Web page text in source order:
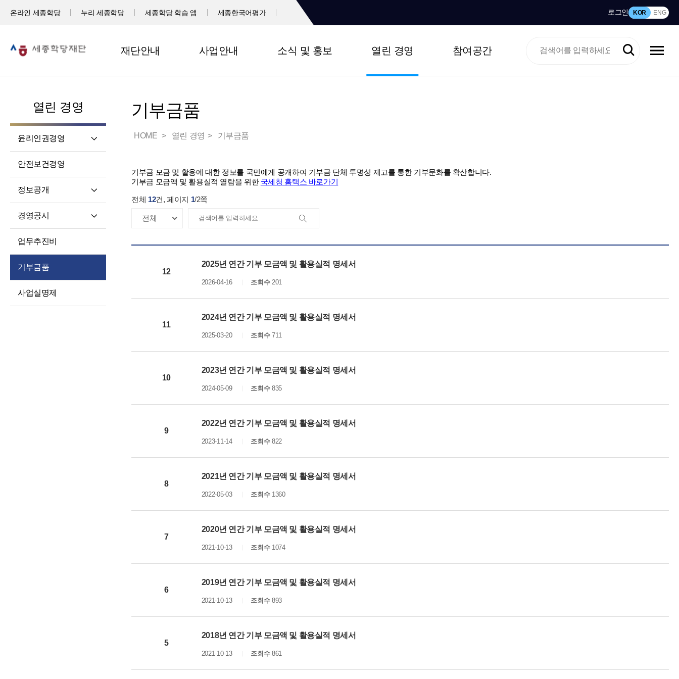
온라인 세종학당 누리 세종학당 세종학당 학습 앱 세종한국어평가 로그인 KOR ENG
재단안내 사업안내 소식 및 홍보 열린 경영 참여공간
열린 경영
윤리인권경영
고객서비스 헌장
윤리 자가 진단
재단 청렴 실천 결의문
인권경영
윤리인권경영 활동
청렴포털부패신고
(레드휘슬)
안전보건경영
정보공개
처리절차
정보공개방법
불복구제절차
경영공시
징계처분 결과
소송 및 소송대리인
현황
업무추진비
기부금품
사업실명제
기부금품
HOME 열린 경영 기부금품
기부금 모금 및 활용에 대한 정보를 국민에게 공개하여 기부금 단체 투명성 제고를 통한 기부문화를 확산합니다.
기부금 모금액 및 활용실적 열람을 위한 국세청 홈택스 바로가기
전체 12건, 페이지 1/2쪽
12
2025년 연간 기부 모금액 및 활용실적 명세서
2026-04-16 조회수201
11
2024년 연간 기부 모금액 및 활용실적 명세서
2025-03-20 조회수711
10
2023년 연간 기부 모금액 및 활용실적 명세서
2024-05-09 조회수835
9
2022년 연간 기부 모금액 및 활용실적 명세서
2023-11-14 조회수822
8
2021년 연간 기부 모금액 및 활용실적 명세서
2022-05-03 조회수1360
7
2020년 연간 기부 모금액 및 활용실적 명세서
2021-10-13 조회수1074
6
2019년 연간 기부 모금액 및 활용실적 명세서
2021-10-13 조회수893
5
2018년 연간 기부 모금액 및 활용실적 명세서
2021-10-13 조회수861